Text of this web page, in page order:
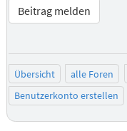
Beitrag melden
Übersicht alle Foren
Benutzerkonto erstellen